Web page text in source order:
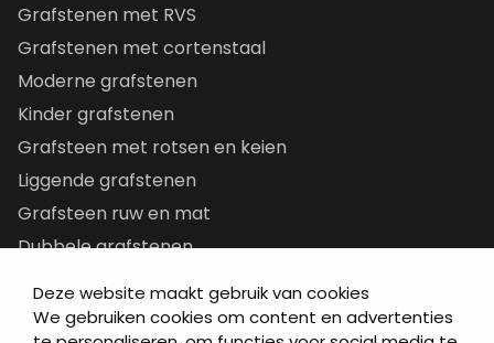
Deze website maakt gebruik van cookies
We gebruiken cookies om content en advertenties
Grafstenen met RVS
Grafstenen met cortenstaal
Moderne grafstenen
Kinder grafstenen
Grafsteen met rotsen en keien
Liggende grafstenen
Grafsteen ruw en mat
Dubbele grafstenen
Letterplaten